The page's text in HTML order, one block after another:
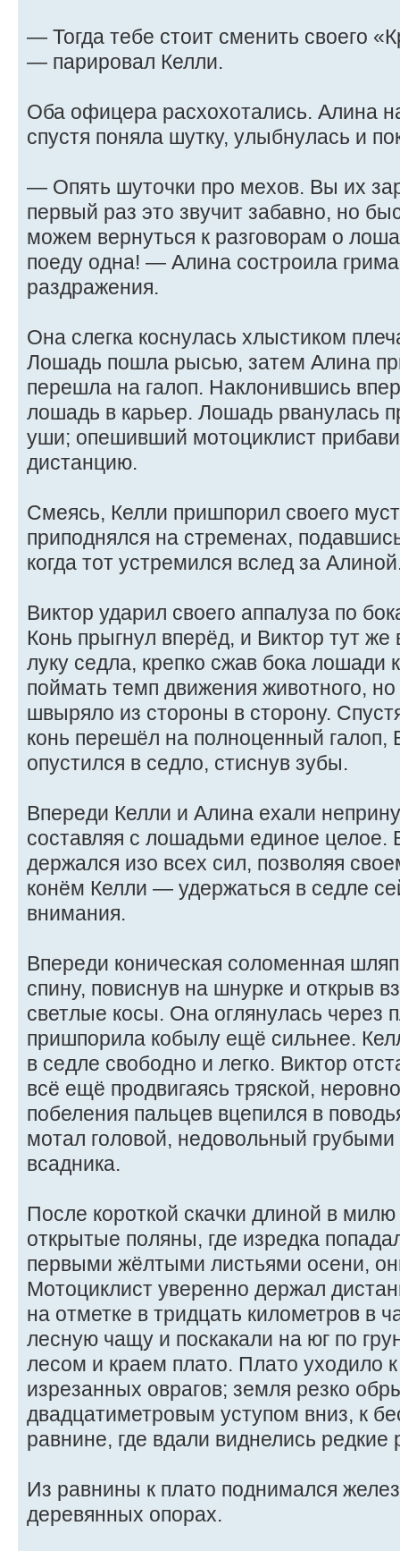
— Тогда тебе стоит сменить своего
— парировал Келли.
Оба офицера расхохотались. Алина
спустя поняла шутку, улыбнулась и
— Опять шуточки про мехов. Вы их
первый раз это звучит забавно, но
можем вернуться к разговорам о
поеду одна! — Алина состроила
раздражения.
Она слегка коснулась хлыстиком
Лошадь пошла рысью, затем Алина
перешла на галоп. Наклонившись
лошадь в карьер. Лошадь рванулась
уши; опешивший мотоциклист
дистанцию.
Смеясь, Келли пришпорил своего
приподнялся на стременах,
когда тот устремился вслед за
Виктор ударил своего аппалуза по
Конь прыгнул вперёд, и Виктор тут же
луку седла, крепко сжав бока
поймать темп движения животного, но
швыряло из стороны в сторону.
конь перешёл на полноценный галоп,
опустился в седло, стиснув зубы.
Впереди Келли и Алина ехали
составляя с лошадьми единое целое.
держался изо всех сил, позволяя
конём Келли — удержаться в седле
внимания.
Впереди коническая соломенная
спину, повиснув на шнурке и открыв
светлые косы. Она оглянулась через
пришпорила кобылу ещё сильнее.
в седле свободно и легко. Виктор
всё ещё продвигаясь тряской,
побеления пальцев вцепился в
мотал головой, недовольный
всадника.
После короткой скачки длиной в
открытые поляны, где изредка
первыми жёлтыми листьями осени,
Мотоциклист уверенно держал
на отметке в тридцать километров в
лесную чащу и поскакали на юг по
лесом и краем плато. Плато уходило
изрезанных оврагов; земля резко
двадцатиметровым уступом вниз, к
равнине, где вдали виднелись
Из равнины к плато поднимался
деревянных опорах.